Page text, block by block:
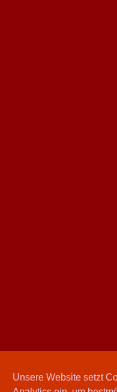
Unsere Website setzt